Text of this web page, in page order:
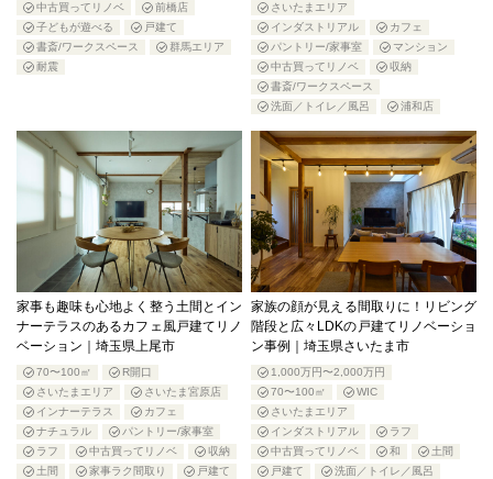
中古買ってリノベ
前橋店
子どもが遊べる
戸建て
書斎/ワークスペース
群馬エリア
耐震
さいたまエリア
インダストリアル
カフェ
パントリー/家事室
マンション
中古買ってリノベ
収納
書斎/ワークスペース
洗面／トイレ／風呂
浦和店
家事も趣味も心地よく整う土間とイン
ナーテラスのあるカフェ風戸建てリノ
ベーション｜埼玉県上尾市
70〜100㎡
R開口
さいたまエリア
さいたま宮原店
インナーテラス
カフェ
ナチュラル
パントリー/家事室
ラフ
中古買ってリノベ
収納
土間
家事ラク間取り
戸建て
家族の顔が見える間取りに！リビング
階段と広々LDKの戸建てリノベーショ
ン事例｜埼玉県さいたま市
1,000万円〜2,000万円
70〜100㎡
WIC
さいたまエリア
インダストリアル
ラフ
中古買ってリノベ
和
土間
戸建て
洗面／トイレ／風呂